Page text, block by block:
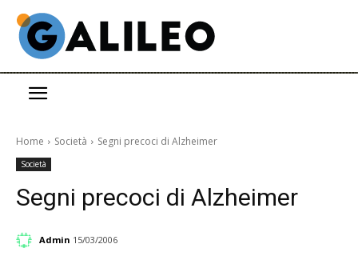
Home Società Segni precoci di Alzheimer
Società
Segni precoci di Alzheimer
Admin 15/03/2006